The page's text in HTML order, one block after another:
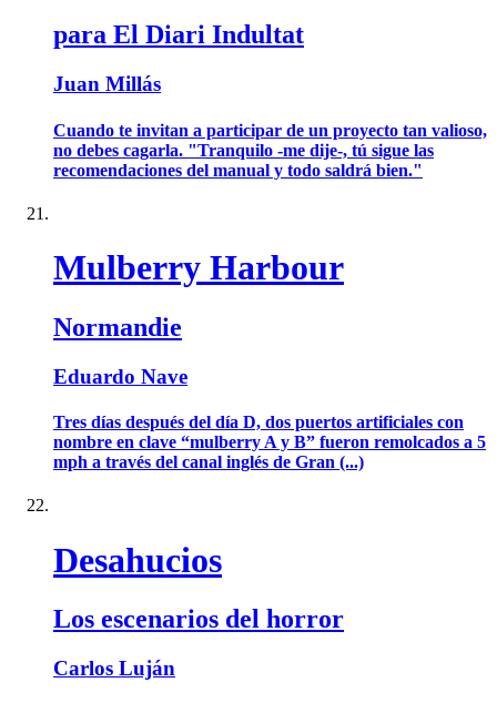
para El Diari Indultat
Juan Millás
Cuando te invitan a participar de un proyecto tan valioso,
no debes cagarla. "Tranquilo -me dije-, tú sigue las
recomendaciones del manual y todo saldrá bien."
Mulberry Harbour
Normandie
Eduardo Nave
Tres días después del día D, dos puertos artificiales con
nombre en clave “mulberry A y B” fueron remolcados a 5
mph a través del canal inglés de Gran (...)
Desahucios
Los escenarios del horror
Carlos Luján